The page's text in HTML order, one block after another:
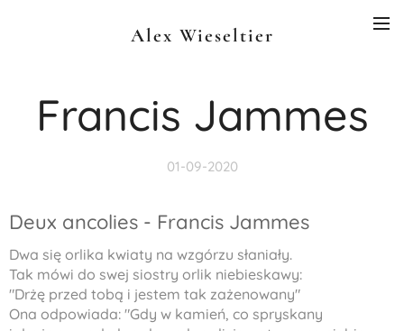
Alex Wieseltier
Francis Jammes
01-09-2020
Deux ancolies - Francis Jammes
Dwa się orlika kwiaty na wzgórzu słaniały.
Tak mówi do swej siostry orlik niebieskawy:
"Drżę przed tobą i jestem tak zażenowany"
Ona odpowiada: "Gdy w kamień, co spryskany